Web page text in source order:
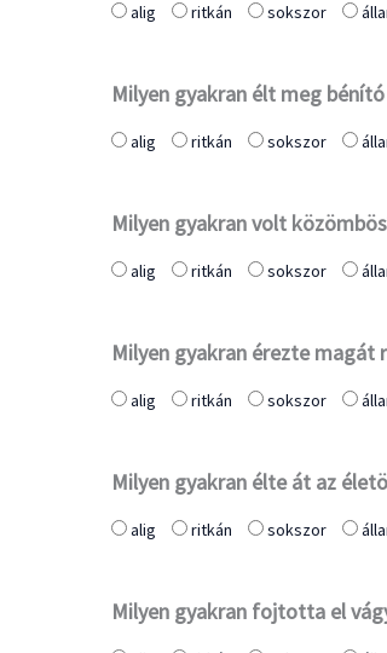
alig ritkán sokszor
Milyen gyakran élt meg
alig ritkán sokszor
Milyen gyakran volt
alig ritkán sokszor
Milyen gyakran érezte magát
alig ritkán sokszor
Milyen gyakran élte át az
alig ritkán sokszor
Milyen gyakran fojtotta el